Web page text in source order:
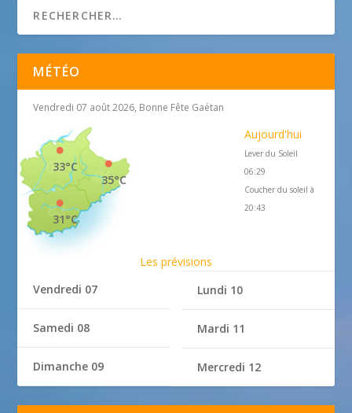
MÉTÉO
Vendredi 07 août 2026, Bonne Fête Gaétan
35°C
33°C
31°C
Aujourd'hui
Lever du Soleil
06:29
Coucher du soleil à
20:43
Les prévisions
Vendredi 07
Samedi 08
Dimanche 09
Lundi 10
Mardi 11
Mercredi 12